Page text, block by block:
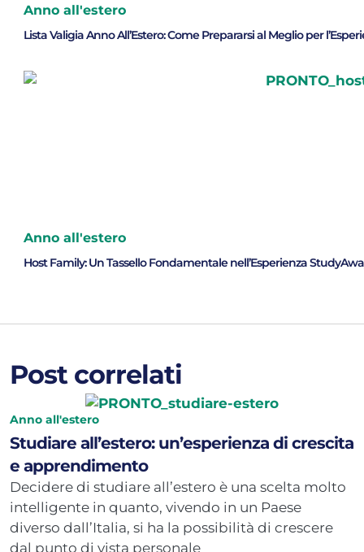
Anno all'estero
Lista Valigia Anno All’Estero: Come Prepararsi al Meglio per
Anno all'estero
Host Family: Un Tassello Fondamentale nell’Esperienza
Post correlati
Anno all'estero
Studiare all’estero: un’esperienza di crescita
e apprendimento
Decidere di studiare all’estero è una scelta molto
intelligente in quanto, vivendo in un Paese
diverso dall’Italia, si ha la possibilità di crescere
dal punto di vista personale